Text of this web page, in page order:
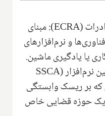
۴. قانون اصلاحات کنترل صادرات (ECRA): مبنای
و نرم‌افزارهای
یا یادگیری ماشین.
۵. گزارش امنیت زنجیره تأمین نرم‌افزار (SSCA
که بر ریسک وابستگی
یک حوزه قضایی خاص